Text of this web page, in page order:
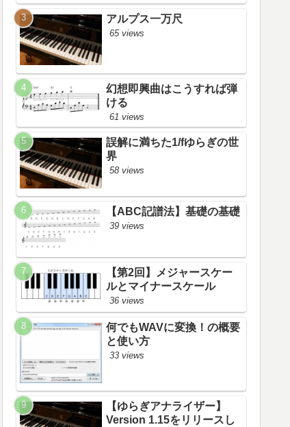
アルプス一万尺
65 views
幻想即興曲はこうすれば弾
ける
61 views
誤解に満ちた1/fゆらぎの世
界
58 views
【ABC記譜法】基礎の基礎
39 views
【第2回】メジャースケー
ルとマイナースケール
36 views
何でもWAVに変換！の概要
と使い方
33 views
【ゆらぎアナライザー】
Version 1.15をリリースし